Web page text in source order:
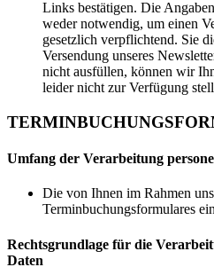
Links bestätigen. Die
weder notwendig, um einen
gesetzlich verpflichtend. Sie
Versendung unseres
nicht ausfüllen, können wir
leider nicht zur Verfügung
Umfang der Verarbeitung
Die von Ihnen im Rahmen
Terminbuchungsformulares
Rechtsgrundlage für die
Daten